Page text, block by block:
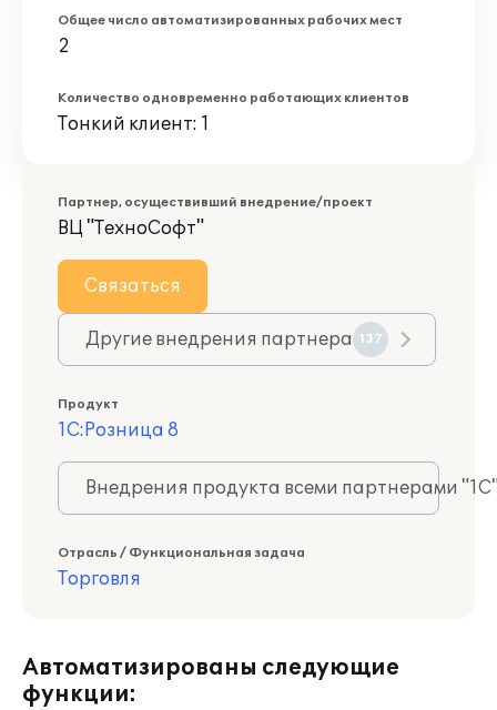
Общее число автоматизированных рабочих мест
2
Количество одновременно работающих клиентов
Тонкий клиент: 1
Партнер, осуществивший внедрение/проект
ВЦ "ТехноСофт"
Связаться
Другие внедрения партнера 137
Продукт
1С:Розница 8
Внедрения продукта всеми партнерами
Отрасль / Функциональная задача
Торговля
Автоматизированы следующие
функции: